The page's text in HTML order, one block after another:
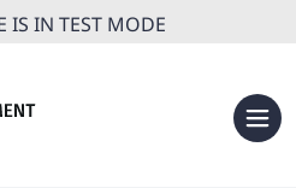
IS IN TEST MODE